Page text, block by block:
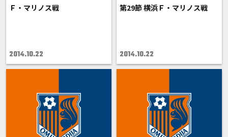
Ｆ・マリノス戦
2014.10.22
第29節 横浜Ｆ・マリノス戦
2014.10.22